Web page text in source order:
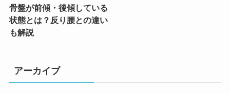
骨盤が前傾・後傾している
状態とは？反り腰との違い
も解説
アーカイブ